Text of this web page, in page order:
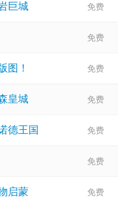
其实并不简单。】
的毒气会让你昏迷三天
堆积如山！
求生从残破小院开始攻略
巨城
图！
皇城
德王国
启蒙